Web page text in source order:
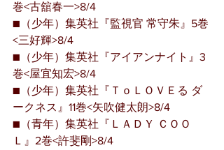
巻<古舘春一>8/4
■（少年）集英社『監視官 常守朱』5巻
<三好輝>8/4
■（少年）集英社『アイアンナイト』3
巻<屋宜知宏>8/4
■（少年）集英社『ＴｏＬＯＶＥる ダ
ークネス』11巻<矢吹健太朗>8/4
■（青年）集英社『ＬＡＤＹ ＣＯＯ
Ｌ』2巻<許斐剛>8/4